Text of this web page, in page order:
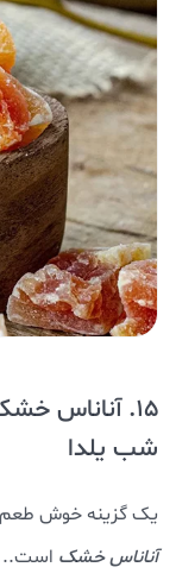
15. آناناس
شب یلدا
یک گزینه خوش طعم
آناناس خشک است..